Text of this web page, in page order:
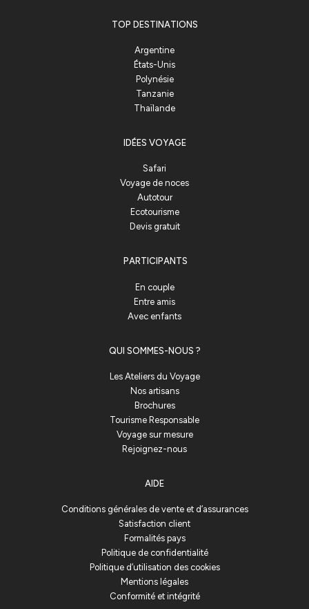
TOP DESTINATIONS
Argentine
États-Unis
Polynésie
Tanzanie
Thaïlande
IDÉES VOYAGE
Safari
Voyage de noces
Autotour
Ecotourisme
Devis gratuit
PARTICIPANTS
En couple
Entre amis
Avec enfants
QUI SOMMES-NOUS ?
Les Ateliers du Voyage
Nos artisans
Brochures
Tourisme Responsable
Voyage sur mesure
Rejoignez-nous
AIDE
Conditions générales de vente et d’assurances
Satisfaction client
Formalités pays
Politique de confidentialité
Politique d’utilisation des cookies
Mentions légales
Conformité et intégrité